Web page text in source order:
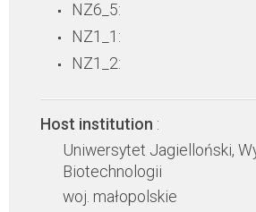
NZ6_5:
NZ1_1:
NZ1_2:
Host institution :
Uniwersytet Jagielloński,
Biotechnologii
woj. małopolskie